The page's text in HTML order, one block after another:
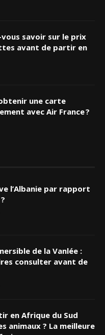
vous savoir sur le prix
avant de partir en
une carte
avec Air France ?
l’Albanie par rapport
de la Vanlée :
consulter avant de
en Afrique du Sud
animaux ? La meilleure